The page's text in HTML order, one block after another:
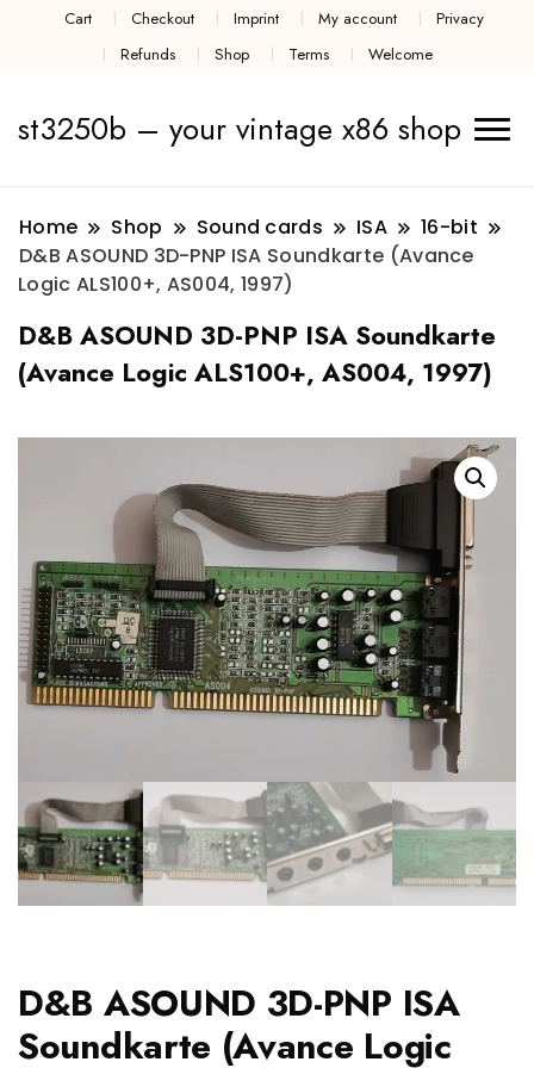
Cart Checkout Imprint My account
Privacy
Refunds
Shop Terms Welcome
st3250b – your vintage x86 shop
Home Shop Sound cards ISA
16-bit
D&B ASOUND 3D-PNP ISA Soundkarte (Avance
Logic ALS100+, AS004, 1997)
D&B ASOUND 3D-PNP ISA Soundkarte
(Avance Logic ALS100+, AS004, 1997)
D&B ASOUND 3D-PNP ISA
Soundkarte (Avance Logic